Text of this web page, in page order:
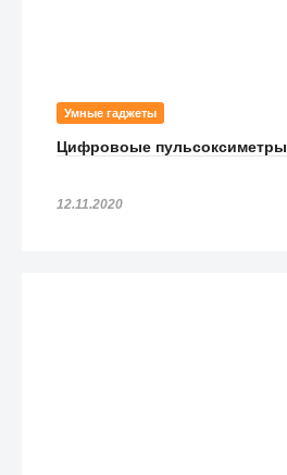
Умные гаджеты
Цифровоые пульсоксиметры
12.11.2020